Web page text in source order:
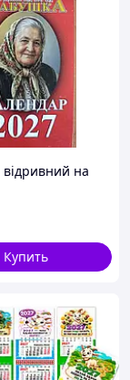
на
Купить